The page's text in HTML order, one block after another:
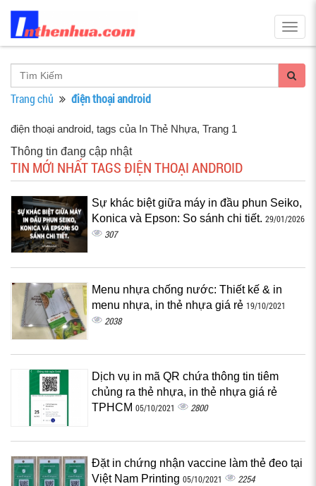
Trang chủ điện thoại android
điện thoại android, tags của In Thẻ Nhựa, Trang 1
Thông tin đang cập nhật
TIN MỚI NHẤT TAGS ĐIỆN THOẠI ANDROID
Sự khác biệt giữa máy in đầu phun Seiko,
Konica và Epson: So sánh chi tiết. 29/01/2026
307
Menu nhựa chống nước: Thiết kế & in
menu nhựa, in thẻ nhựa giá rẻ 19/10/2021
2038
Dịch vụ in mã QR chứa thông tin tiêm
chủng ra thẻ nhựa, in thẻ nhựa giá rẻ
TPHCM 05/10/2021 2800
Đặt in chứng nhận vaccine làm thẻ đeo tại
Việt Nam Printing 05/10/2021 2254